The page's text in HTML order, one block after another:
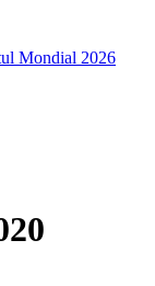
Mondial 2026